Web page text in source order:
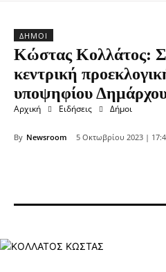
ΔΉΜΟΙ
Κώστας Κολλάτος:
κεντρική
υποψηφίου
Αρχική Ειδήσεις Δήμοι
By Newsroom 5 Οκτωβρίου 2023 |